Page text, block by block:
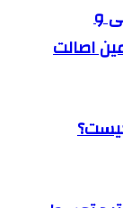
و
اصالت